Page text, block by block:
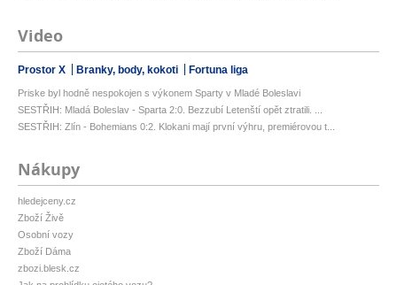
Video
Prostor X Branky, body, kokoti Fortuna liga
Priske byl hodně nespokojen s výkonem Sparty v Mladé Boleslavi
SESTŘIH: Mladá Boleslav - Sparta 2:0. Bezzubí Letenští opět ztratili. ...
SESTŘIH: Zlín - Bohemians 0:2. Klokani mají první výhru, premiérovou t...
Nákupy
hledejceny.cz
Zboží Živě
Osobní vozy
Zboží Dáma
zbozi.blesk.cz